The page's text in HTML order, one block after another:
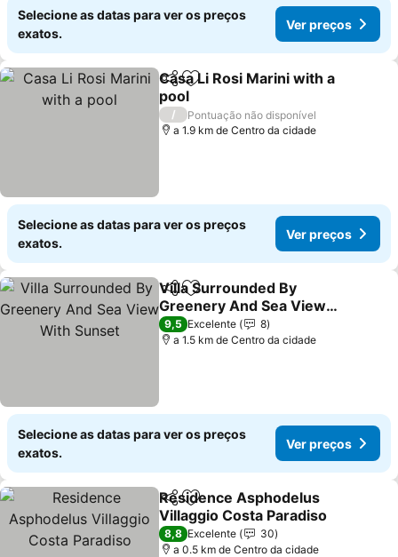
Selecione as datas para ver os preços
exatos.
Ver preços
PartilharAdicionar aos favoritos
Casa Li Rosi Marini with a
pool
/
Pontuação não disponível
a 1.9 km de Centro da cidade
Selecione as datas para ver os preços
exatos.
Ver preços
PartilharAdicionar aos favoritos
Villa Surrounded By
Greenery And Sea View
With Sunset
9,5 Excelente
8
a 1.5 km de Centro da cidade
Selecione as datas para ver os preços
exatos.
Ver preços
PartilharAdicionar aos favoritos
Residence Asphodelus
Villaggio Costa Paradiso
8,8 Excelente
30
a 0.5 km de Centro da cidade